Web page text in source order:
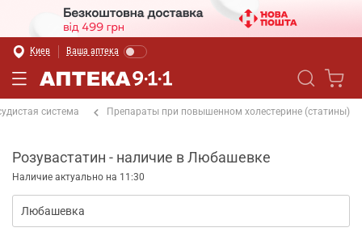
Киев Ваша аптека
система Препараты при повышенном холестерине (статины)
Розувастатин - наличие в Любашевке
Наличие актуально на 11:30